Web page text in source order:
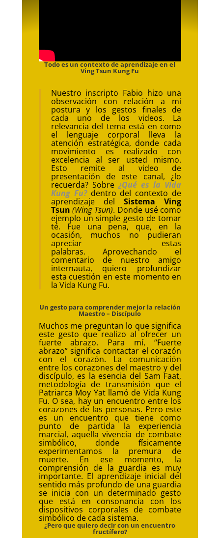
Todo es un contexto de aprendizaje en el
Ving Tsun Kung Fu
Nuestro inscripto Fabio hizo una
observación con relación a mi
postura y los gestos finales de
cada uno de los videos. La
relevancia del tema está en como
el lenguaje corporal lleva la
atención estratégica, donde cada
movimiento es realizado con
excelencia al ser usted mismo.
Esto remite al video de
presentación de este canal, ¿lo
recuerda? Sobre¿Qué es la Vida
Kung Fu?dentro del contexto de
aprendizaje delSistema Ving
Tsun (Wing Tsun). Donde usé como
ejemplo un simple gesto de tomar
té. Fue una pena, que, en la
ocasión, muchos no pudieran
apreciar estas
palabras. Aprovechando el
comentario de nuestro amigo
internauta, quiero profundizar
esta cuestión en este momento en
la Vida Kung Fu.
Un gesto para comprender mejor la relación
Maestro – Discípulo
Muchos me preguntan lo que significa
este gesto que realizo al ofrecer un
fuerte abrazo. Para mí, “Fuerte
abrazo” significa contactar el corazón
con el corazón. La comunicación
entre los corazones del maestro y del
discípulo, es la esencia del Sam Faat,
metodología de transmisión que el
Patriarca Moy Yat llamó de Vida Kung
Fu. O sea, hay un encuentro entre los
corazones de las personas. Pero este
es un encuentro que tiene como
punto de partida la experiencia
marcial, aquella vivencia de combate
simbólico, donde físicamente
experimentamos la premura de
muerte. En ese momento, la
comprensión de la guardia es muy
importante. El aprendizaje inicial del
sentido más profundo de una guardia
se inicia con un determinado gesto
que está en consonancia con los
dispositivos corporales de combate
simbólico de cada sistema.
¿Pero que quiero decir con un encuentro
fructífero?